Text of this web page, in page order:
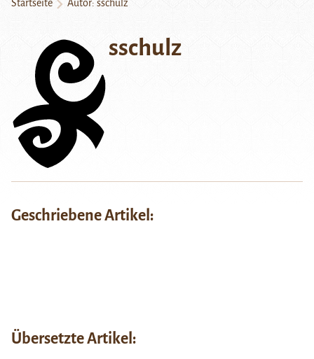
Startseite Autor: sschulz
sschulz
Geschriebene Artikel:
Übersetzte Artikel: